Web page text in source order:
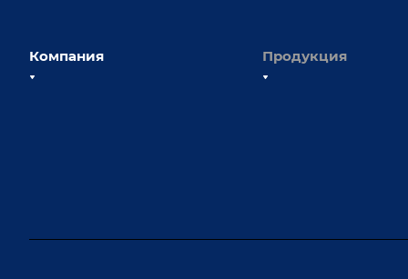
Компания
Вопрос ответ
Продукция